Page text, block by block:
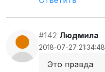
#142 Людмила
2018-07-27 21:34:48
Это правда